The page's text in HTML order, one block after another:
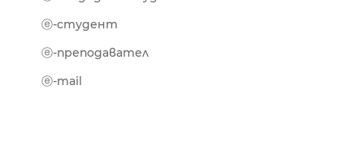
ⓔ-студент
ⓔ-преподавател
ⓔ-mail